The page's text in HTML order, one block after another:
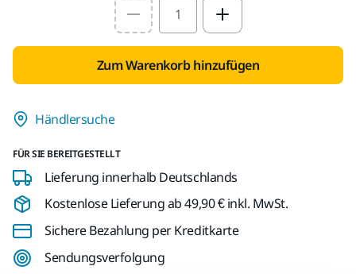
Select quantity value
Zum Warenkorb hinzufügen
Händlersuche
FÜR SIE BEREITGESTELLT
Lieferung innerhalb Deutschlands
Kostenlose Lieferung ab 49,90 € inkl. MwSt.
Sichere Bezahlung per Kreditkarte
Sendungsverfolgung